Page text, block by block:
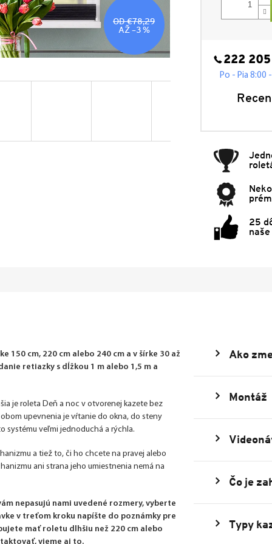
OD €78,29
AŽ –3 %
222 205
Po - Pia 8:00
25
150 cm, 220 cm alebo 240 cm a v šírke 30 až
retiazky s dĺžkou 1 m alebo 1,5 m a
je roleta Deň a noc v otvorenej kazete bez
upevnenia je vŕtanie do okna, do steny
systému veľmi jednoduchá a rýchla.
a tiež to, či ho chcete na pravej alebo
ani strana jeho umiestnenia nemá na
nepasujú nami uvedené rozmery, vyberte
v treťom kroku napíšte do poznámky pre
mať roletu dlhšiu než 220 cm alebo
vieme aj to.
Ako
Montáž
Čo je
Typy